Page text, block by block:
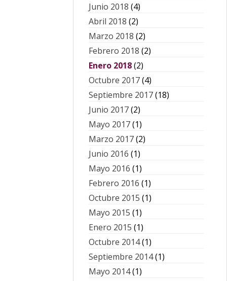
Junio 2018 (4)
Abril 2018 (2)
Marzo 2018 (2)
Febrero 2018 (2)
Enero 2018(2)
Octubre 2017(4)
Septiembre 2017(18)
Junio 2017(2)
Mayo 2017(1)
Marzo 2017(2)
Junio 2016 (1)
Mayo 2016 (1)
Febrero 2016 (1)
Octubre 2015 (1)
Mayo 2015 (1)
Enero 2015 (1)
Octubre 2014(1)
Septiembre 2014(1)
Mayo 2014(1)